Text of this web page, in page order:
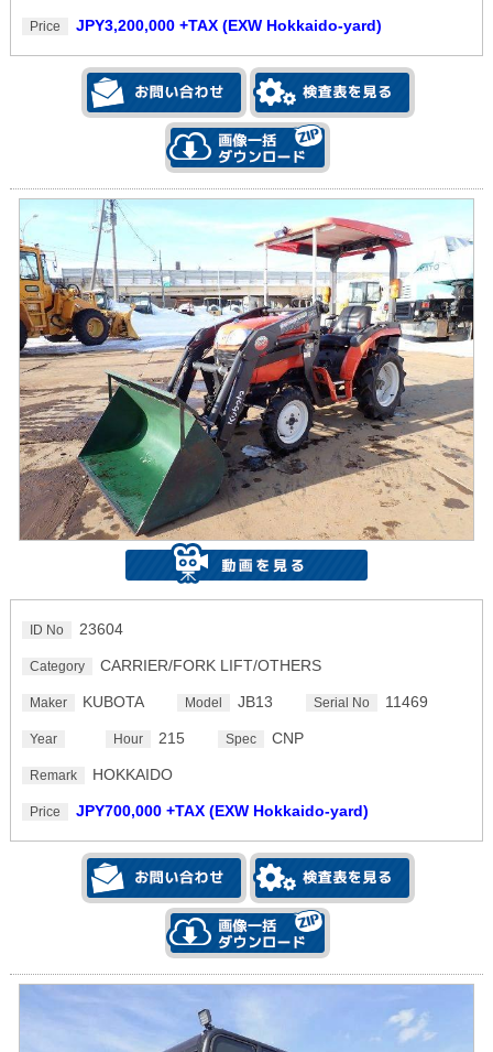
Price JPY3,200,000 +TAX (EXW Hokkaido-yard)
ID No 23604
Category CARRIER/FORK LIFT/OTHERS
Maker KUBOTA Model JB13 Serial No 11469
Year Hour 215 Spec CNP
Remark HOKKAIDO
Price JPY700,000 +TAX (EXW Hokkaido-yard)